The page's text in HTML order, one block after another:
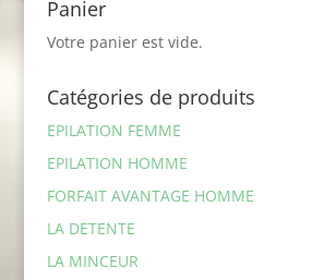
Panier
Votre panier est vide.
Catégories de produits
EPILATION FEMME
EPILATION HOMME
FORFAIT AVANTAGE HOMME
LA DETENTE
LA MINCEUR